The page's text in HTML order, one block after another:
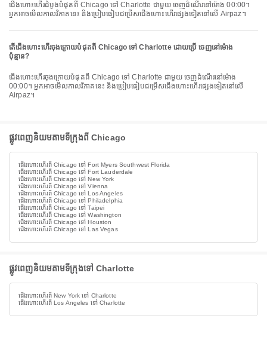
ជើងហោះហើរដំបូងបំផុតពី Chicago ទៅ Charlotte ជាមួយ ចេញដំណើរនៅម៉ោង 00:00។
អ្នកអាចមើលកាលវិភាគនេះ និងប្រៀបធៀបជម្រើសជើងហោះហើរផ្សេងទៀតនៅលើ Airpaz។
តើជើងហោះហើរចុងក្រោយបំផុតពី Chicago ទៅ Charlotte ដោយប្រើ ចេញនៅម៉ោង
ប៉ុន្មាន?
ជើងហោះហើរចុងក្រោយបំផុតពី Chicago ទៅ Charlotte ជាមួយ ចេញដំណើរនៅម៉ោង
00:00។ អ្នកអាចមើលកាលវិភាគនេះ និងប្រៀបធៀបជម្រើសជើងហោះហើរផ្សេងទៀតនៅលើ
Airpaz។
ផ្លូវពេញនិយមតាមទីក្រុងពី Chicago
ជើងហោះហើរពី Chicago ទៅ Fort Myers Southwest Florida
ជើងហោះហើរពី Chicago ទៅ Fort Lauderdale
ជើងហោះហើរពី Chicago ទៅ New York
ជើងហោះហើរពី Chicago ទៅ Vienna
ជើងហោះហើរពី Chicago ទៅ Los Angeles
ជើងហោះហើរពី Chicago ទៅ Philadelphia
ជើងហោះហើរពី Chicago ទៅ Taipei
ជើងហោះហើរពី Chicago ទៅ Washington
ជើងហោះហើរពី Chicago ទៅ Houston
ជើងហោះហើរពី Chicago ទៅ Las Vegas
ផ្លូវពេញនិយមតាមទីក្រុងទៅ Charlotte
ជើងហោះហើរពី New York ទៅ Charlotte
ជើងហោះហើរពី Los Angeles ទៅ Charlotte